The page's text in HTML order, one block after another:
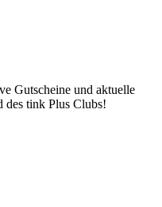
Gutscheine und aktuelle
des tink Plus Clubs!